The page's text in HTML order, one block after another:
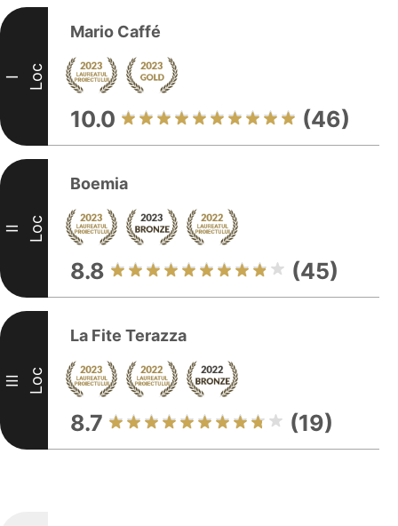
I Loc
Mario Caffé
10.0 (46)
II Loc
Boemia
8.8 (45)
III Loc
La Fite Terazza
8.7 (19)